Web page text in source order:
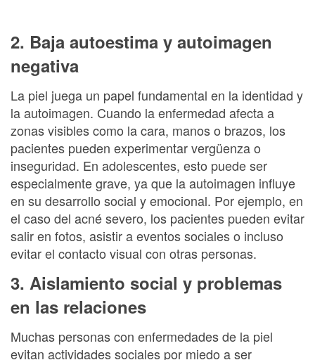
2. Baja autoestima y autoimagen
negativa
La piel juega un papel fundamental en la identidad y
la autoimagen. Cuando la enfermedad afecta a
zonas visibles como la cara, manos o brazos, los
pacientes pueden experimentar vergüenza o
inseguridad. En adolescentes, esto puede ser
especialmente grave, ya que la autoimagen influye
en su desarrollo social y emocional. Por ejemplo, en
el caso del acné severo, los pacientes pueden evitar
salir en fotos, asistir a eventos sociales o incluso
evitar el contacto visual con otras personas.
3. Aislamiento social y problemas
en las relaciones
Muchas personas con enfermedades de la piel
evitan actividades sociales por miedo a ser